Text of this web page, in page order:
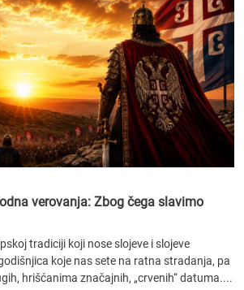
verovanja: Zbog čega slavimo
tradiciji koji nose slojeve i slojeve
koje nas sete na ratna stradanja, pa
hrišćanima značajnih, „crvenih“ datuma....